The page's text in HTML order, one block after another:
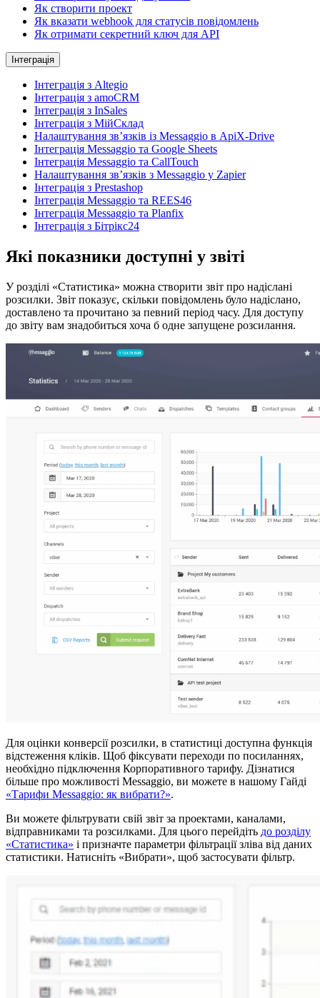
Як створити проект
Як вказати webhook для статусів повідомлень
Як отримати секретний ключ для API
Інтеграція
Інтеграція з Altegio
Інтеграція з amoCRM
Інтеграція з InSales
Інтеграція з МійСклад
Налаштування зв’язків із Messaggio в ApiX-Drive
Інтеграція Messaggio та Google Sheets
Інтеграція Messaggio та CallTouch
Налаштування зв’язків з Messaggio у Zapier
Інтеграція з Prestashop
Інтеграція Messaggio та REES46
Інтеграція Messaggio та Planfix
Інтеграція з Бітрікс24
Які показники доступні у звіті
У розділі «Статистика» можна створити звіт про надіслані
розсилки. Звіт показує, скільки повідомлень було надіслано,
доставлено та прочитано за певний період часу. Для доступу
до звіту вам знадобиться хоча б одне запущене розсилання.
Для оцінки конверсії розсилки, в статистиці доступна функція
відстеження кліків. Щоб фіксувати переходи по посиланнях,
необхідно підключення Корпоративного тарифу. Дізнатися
більше про можливості Messaggio, ви можете в нашому Гайді
«Тарифи Messaggio: як вибрати?».
Ви можете фільтрувати свій звіт за проектами, каналами,
відправниками та розсилками. Для цього перейдіть до розділу
«Статистика» і призначте параметри фільтрації зліва від даних
статистики. Натисніть «Вибрати», щоб застосувати фільтр.